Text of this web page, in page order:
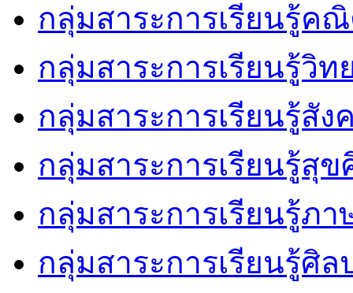
กลุ่มสาระการเรียนรู้ค
กลุ่มสาระการเรียนรู้วิท
กลุ่มสาระการเรียนรู้สัง
กลุ่มสาระการเรียนรู้สุ
กลุ่มสาระการเรียนรู้ภา
กลุ่มสาระการเรียนรู้ศิล